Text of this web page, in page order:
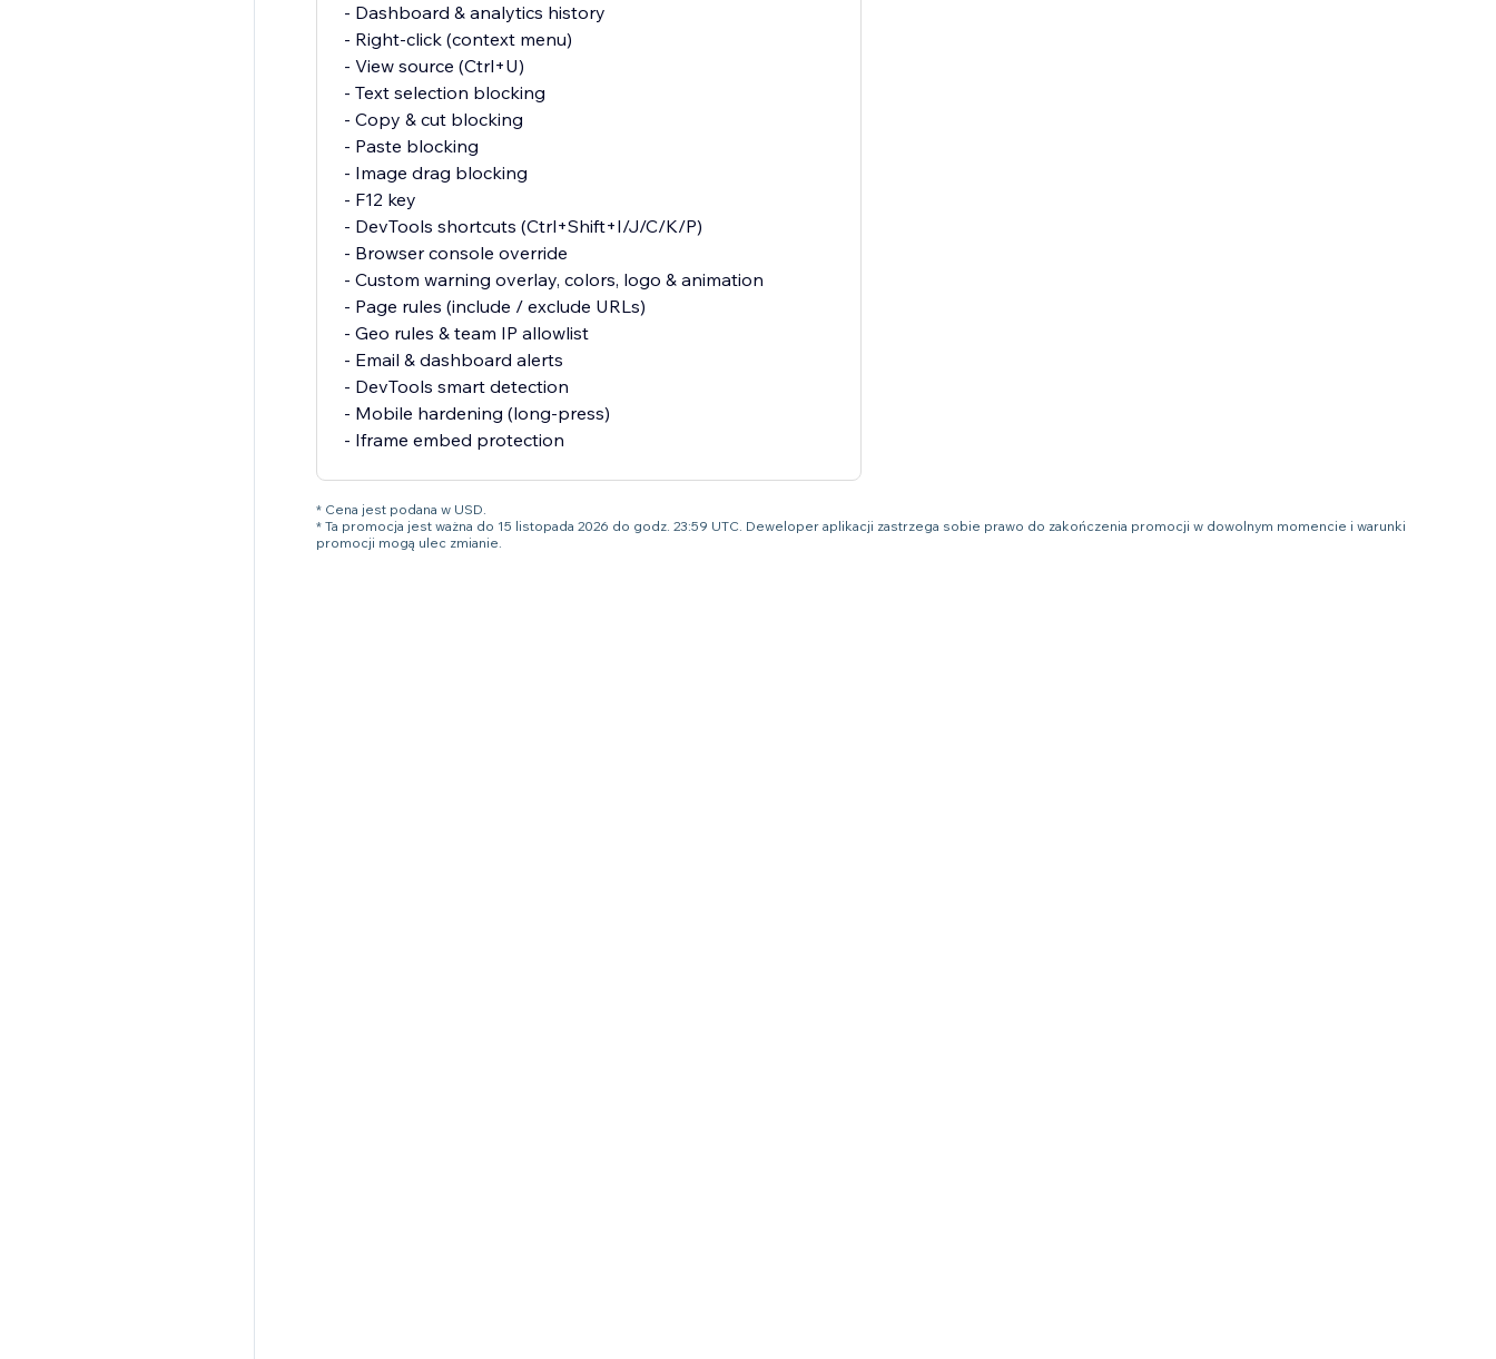
- Dashboard & analytics history
- Right-click (context menu)
- View source (Ctrl+U)
- Text selection blocking
- Copy & cut blocking
- Paste blocking
- Image drag blocking
- F12 key
- DevTools shortcuts (Ctrl+Shift+I/J/C/K/P)
- Browser console override
- Custom warning overlay, colors, logo & animation
- Page rules (include / exclude URLs)
- Geo rules & team IP allowlist
- Email & dashboard alerts
- DevTools smart detection
- Mobile hardening (long-press)
- Iframe embed protection
* Cena jest podana w USD.
* Ta promocja jest ważna do 15 listopada 2026 do godz. 23:59 UTC. Deweloper aplikacji zastrzega sobie prawo do zakończenia promocji w dowolnym momencie i warunki
promocji mogą ulec zmianie.